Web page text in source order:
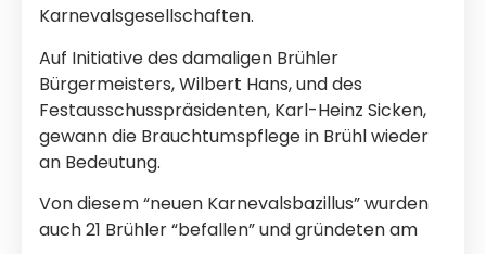
Karnevalsgesellschaften.
Auf Initiative des damaligen Brühler
Bürgermeisters, Wilbert Hans, und des
Festausschusspräsidenten, Karl-Heinz Sicken,
gewann die Brauchtumspflege in Brühl wieder
an Bedeutung.
Von diesem “neuen Karnevalsbazillus” wurden
auch 21 Brühler “befallen” und gründeten am